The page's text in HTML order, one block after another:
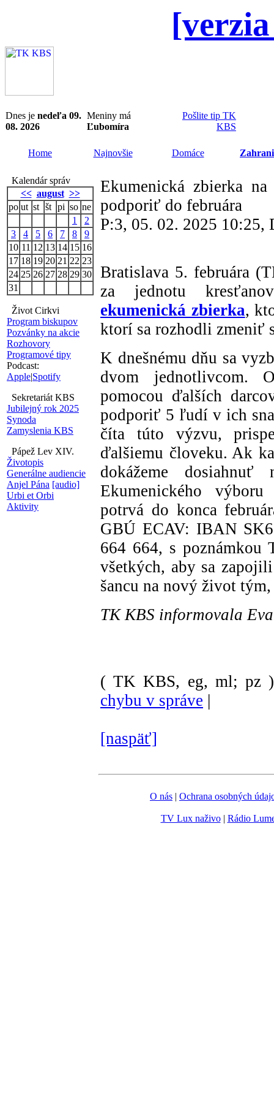
Dnes je nedeľa 09.
08. 2026
Meniny má
Ľubomíra
Pošlite tip TK
KBS
Home Najnovšie Domáce
Kalendár správ
<< august >>
po ut st št pi so ne
1
2
3
4 5 6 7 8
9
10 11 12 13 14 15 16
17 18 19 20 21 22 23
24 25 26 27 28 29 30
31
Život Cirkvi
Program biskupov
Pozvánky na akcie
Rozhovory
Programové tipy
Podcast:
Apple|Spotify
Sekretariát KBS
Jubilejný rok 2025
Synoda
Zamyslenia KBS
Pápež Lev XIV.
Životopis
Generálne audiencie
Anjel Pána [audio]
Urbi et Orbi
Aktivity
Ekumenická zbierka
podporiť do februára
P:3, 05. 02. 2025 10:25,
Bratislava 5. februára
za jednotu
ekumenická zbierka,
ktorí sa rozhodli zmeniť
K dnešnému dňu sa
dvom jednotlivcom.
pomocou ďalších
podporiť 5 ľudí v ich
číta túto výzvu,
ďalšiemu človeku. Ak
dokážeme dosiahnuť
Ekumenického
potrvá do konca
GBÚ ECAV: IBAN
664 664, s poznámkou
všetkých, aby sa
šancu na nový život
TK KBS informovala
( TK KBS, eg, ml; pz )
chybu v správe |
[naspäť]
O nás | Ochrana osobných
TV Lux naživo| Rádio